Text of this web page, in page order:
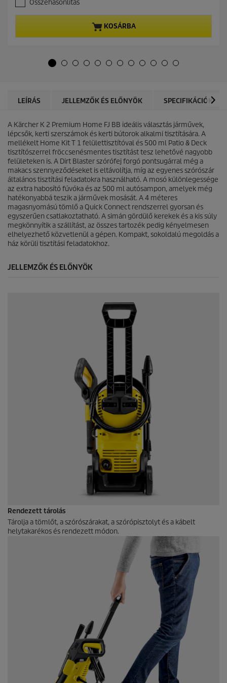
n
t
e
6
a
ő
s
i
l
l
a
g
b
ó
l
.
9
é
r
t
e
Összehasonlítás
KOSÁRBA
LEÍRÁS JELLEMZŐK ÉS ELŐNYÖK SPECIFIKÁCIÓK
A Kärcher K 2 Premium Home FJ BB ideális választás járművek,
lépcsők, kerti szerszámok és kerti bútorok alkalmi tisztítására. A
mellékelt Home Kit T 1 felülettisztítóval és 500 ml Patio & Deck
tisztítószerrel fröccsenésmentes tisztítást tesz lehetővé nagyobb
felületeken is. A Dirt Blaster szórófej forgó pontsugárral még a
makacs szennyeződéseket is eltávolítja, míg az egyenes szórószár
általános tisztítási feladatokra használható. A mosó különlegessége
az extra habosító fúvóka és az 500 ml autósampon, amelyek még
hatékonyabbá teszik a járművek mosását. A 4 méteres
magasnyomású tömlő a Quick Connect rendszerrel gyorsan és
egyszerűen csatlakoztatható. A simán gördülő kerekek és a kis súly
megkönnyítik a szállítást, az összes tartozék pedig kényelmesen
elhelyezhető közvetlenül a gépen. Kompakt, sokoldalú megoldás a
ház körüli tisztítási feladatokhoz.
JELLEMZŐK ÉS ELŐNYÖK
Rendezett tárolás
Tárolja a tömlőt, a szórószárakat, a szórópisztolyt és a kábelt
helytakarékos és rendezett módon.